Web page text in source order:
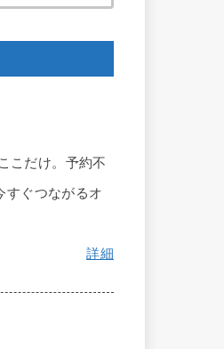
こだけ。予約不
すぐつながるオ
詳細